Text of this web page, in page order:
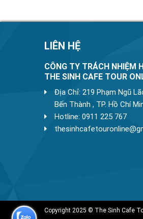
LIÊN HỆ
CÔNG TY TRÁCH NHIỆM
THE SINH CAFE TOUR
Địa Chỉ: 219 Phạm Ngũ
Bến Thành , TP. Hồ Chí
Hotline: 0911 225 767
Copyright 2025 © The Sinh Cafe